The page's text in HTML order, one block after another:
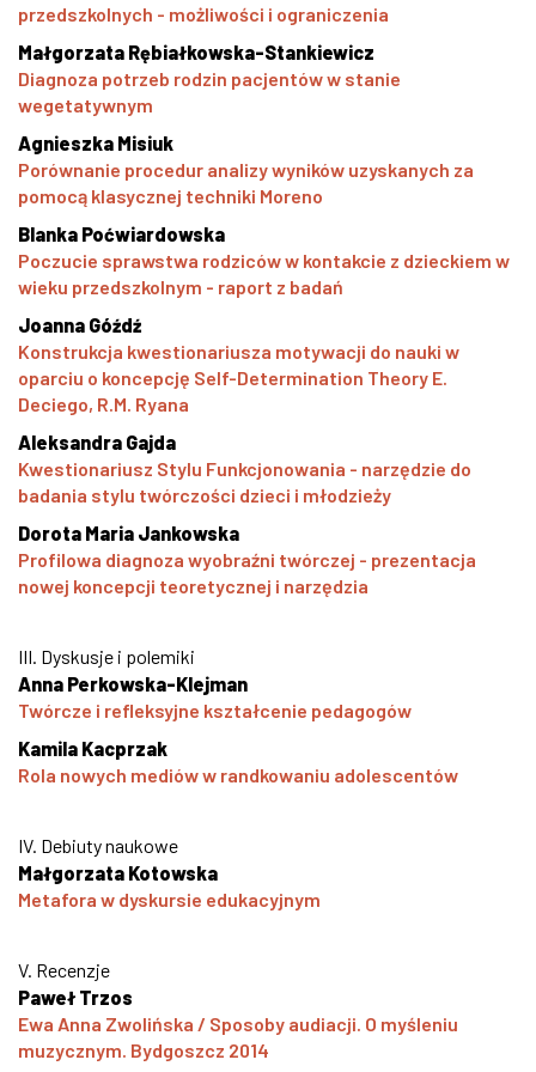
przedszkolnych - możliwości i ograniczenia
Małgorzata Rębiałkowska-Stankiewicz
Diagnoza potrzeb rodzin pacjentów w stanie
wegetatywnym
Agnieszka Misiuk
Porównanie procedur analizy wyników uzyskanych za
pomocą klasycznej techniki Moreno
Blanka Poćwiardowska
Poczucie sprawstwa rodziców w kontakcie z dzieckiem w
wieku przedszkolnym - raport z badań
Joanna Góźdź
Konstrukcja kwestionariusza motywacji do nauki w
oparciu o koncepcję Self-Determination Theory E.
Deciego, R.M. Ryana
Aleksandra Gajda
Kwestionariusz Stylu Funkcjonowania - narzędzie do
badania stylu twórczości dzieci i młodzieży
Dorota Maria Jankowska
Profilowa diagnoza wyobraźni twórczej - prezentacja
nowej koncepcji teoretycznej i narzędzia
III. Dyskusje i polemiki
Anna Perkowska-Klejman
Twórcze i refleksyjne kształcenie pedagogów
Kamila Kacprzak
Rola nowych mediów w randkowaniu adolescentów
IV. Debiuty naukowe
Małgorzata Kotowska
Metafora w dyskursie edukacyjnym
V. Recenzje
Paweł Trzos
Ewa Anna Zwolińska / Sposoby audiacji. O myśleniu
muzycznym. Bydgoszcz 2014